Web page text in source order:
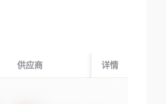
供应商 起运国/地区
详情